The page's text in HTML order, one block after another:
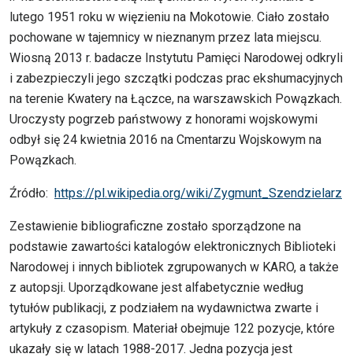
lutego 1951 roku w więzieniu na Mokotowie. Ciało zostało
pochowane w tajemnicy w nieznanym przez lata miejscu.
Wiosną 2013 r. badacze Instytutu Pamięci Narodowej odkryli
i zabezpieczyli jego szczątki podczas prac ekshumacyjnych
na terenie Kwatery na Łączce, na warszawskich Powązkach.
Uroczysty pogrzeb państwowy z honorami wojskowymi
odbył się 24 kwietnia 2016 na Cmentarzu Wojskowym na
Powązkach.
Źródło: https://pl.wikipedia.org/wiki/Zygmunt_Szendzielarz
Zestawienie bibliograficzne zostało sporządzone na
podstawie zawartości katalogów elektronicznych Biblioteki
Narodowej i innych bibliotek zgrupowanych w KARO, a także
z autopsji. Uporządkowane jest alfabetycznie według
tytułów publikacji, z podziałem na wydawnictwa zwarte i
artykuły z czasopism. Materiał obejmuje 122 pozycje, które
ukazały się w latach 1988-2017. Jedna pozycja jest